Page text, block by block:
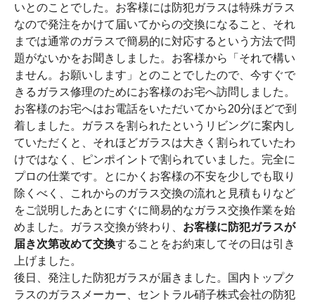
いとのことでした。お客様には防犯ガラスは特殊ガラス
なので発注をかけて届いてからの交換になること、それ
までは通常のガラスで簡易的に対応するという方法で問
題がないかをお聞きしました。お客様から「それで構い
ません。お願いします」とのことでしたので、今すぐで
きるガラス修理のためにお客様のお宅へ訪問しました。
お客様のお宅へはお電話をいただいてから20分ほどで到
着しました。ガラスを割られたというリビングに案内し
ていただくと、それほどガラスは大きく割られていたわ
けではなく、ピンポイントで割られていました。完全に
プロの仕業です。とにかくお客様の不安を少しでも取り
除くべく、これからのガラス交換の流れと見積もりなど
をご説明したあとにすぐに簡易的なガラス交換作業を始
めました。ガラス交換が終わり、 お客様に防犯ガラスが
届き次第改めて交換することをお約束してその日は引き
上げました。
後日、発注した防犯ガラスが届きました。国内トップク
ラスのガラスメーカー、セントラル硝子株式会社の防犯